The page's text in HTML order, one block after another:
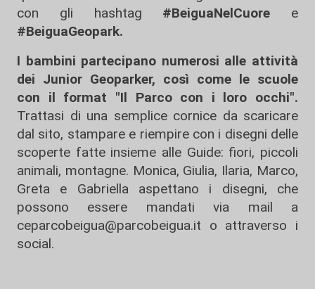
con gli hashtag #BeiguaNelCuore e
#BeiguaGeopark.
I bambini partecipano numerosi alle attività
dei Junior Geoparker, così come le scuole
con il format "Il Parco con i loro occhi".
Trattasi di una semplice cornice da scaricare
dal sito, stampare e riempire con i disegni delle
scoperte fatte insieme alle Guide: fiori, piccoli
animali, montagne. Monica, Giulia, Ilaria, Marco,
Greta e Gabriella aspettano i disegni, che
possono essere mandati via mail a
ceparcobeigua@parcobeigua.it o attraverso i
social.